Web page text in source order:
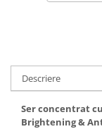
Descriere
Ser concentrat
Brightening &